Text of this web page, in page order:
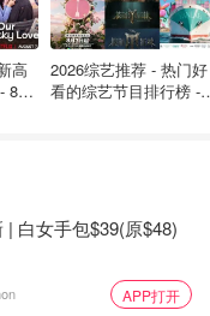
高
8月
2026综艺推荐 - 热门好
看的综艺节目排行榜 -
| 白女手包$39(原$48)
APP打开